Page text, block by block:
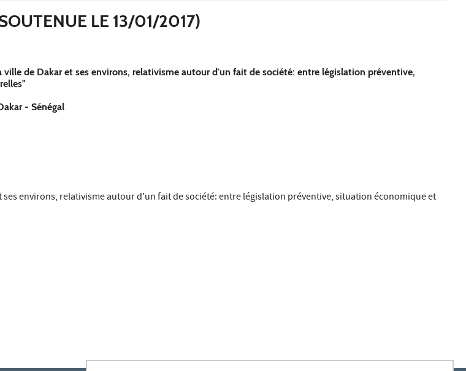
LE 13/01/2017)
de Dakar et ses environs, relativisme autour d'un fait de société: entre législation préventive,
- Sénégal
ses environs, relativisme autour d'un fait de société: entre législation préventive, situation économique et